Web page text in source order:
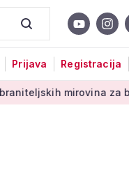
Prijava Registracija
za borbeni i